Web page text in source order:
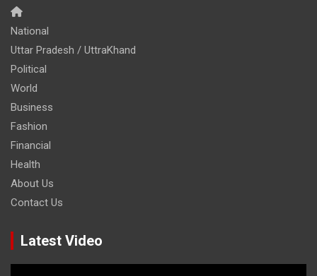
National
Uttar Pradesh / UttraKhand
Political
World
Business
Fashion
Financial
Health
About Us
Contact Us
Latest Video